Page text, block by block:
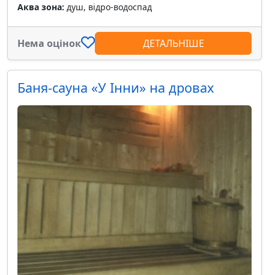
Аква зона: душ, відро-водоспад
Нема оцінок ДЕТАЛЬНІШЕ
Баня-сауна «У Інни» на дровах